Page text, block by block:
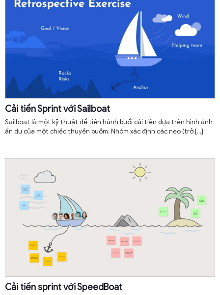
Cải tiến Sprint với Sailboat
Sailboat là một kỹ thuật để tiến hành buổi cải tiến dựa trên hình ảnh
ẩn dụ của một chiếc thuyền buồm. Nhóm xác định các neo (trở[…]
Cải tiến sprint với SpeedBoat